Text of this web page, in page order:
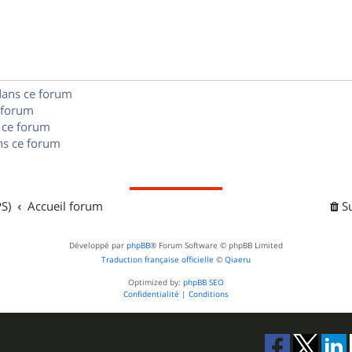
e
ce forum
forum
ce forum
Accueil forum
Développé par phpBB® Forum Software © phpBB Limited
Traduction française officielle © Qiaeru
Optimized by: phpBB SEO
Confidentialité | Conditions